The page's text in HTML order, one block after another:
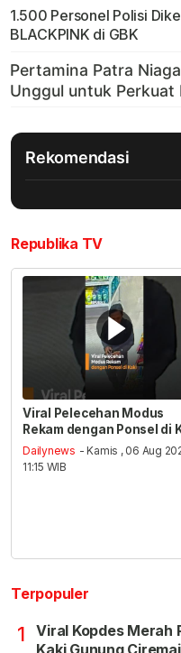
1.500 Personel Polisi
BLACKPINK di GBK
Rekomendasi
Republika TV
Viral Pelecehan Modus
Rekam dengan Ponsel di
Dailynews - Kamis , 06 Aug
11:15 WIB
Terpopuler
1
Viral Kopdes Merah